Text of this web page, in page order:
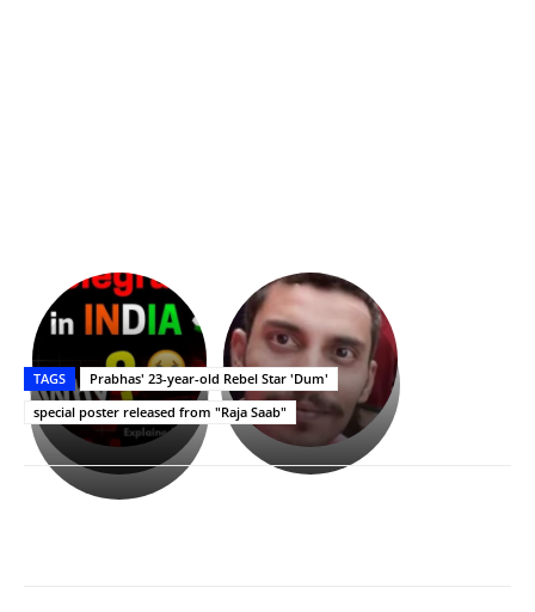
భగవంతుని
ప్రసాదం
తీర్థం..తులసీదళం
లేకుండా
అసంపూర్ణం
కేజీఎఫ్
సినిమాతో
పాన్
ఇండియా
స్టార్
హీరోయిన్‏గా
శ్రీనిధి
Upasana:
భర్తపై
రివెంజ్
తీర్చుకున్న
ఉపాసన..
పాపం
రామ్
TAGS
Prabhas' 23-year-old Rebel Star 'Dum'
special poster released from "Raja Saab"